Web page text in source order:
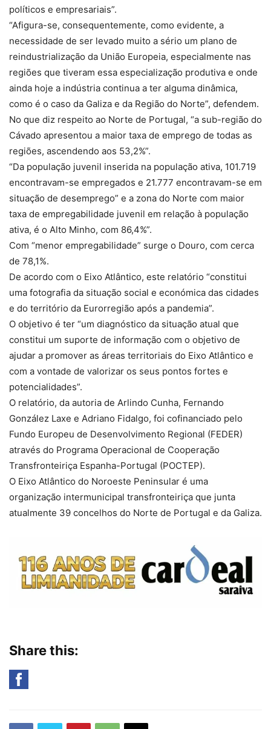
políticos e empresariais”.
“Afigura-se, consequentemente, como evidente, a
necessidade de ser levado muito a sério um plano de
reindustrialização da União Europeia, especialmente nas
regiões que tiveram essa especialização produtiva e onde
ainda hoje a indústria continua a ter alguma dinâmica,
como é o caso da Galiza e da Região do Norte”, defendem.
No que diz respeito ao Norte de Portugal, “a sub-região do
Cávado apresentou a maior taxa de emprego de todas as
regiões, ascendendo aos 53,2%”.
“Da população juvenil inserida na população ativa, 101.719
encontravam-se empregados e 21.777 encontravam-se em
situação de desemprego” e a zona do Norte com maior
taxa de empregabilidade juvenil em relação à população
ativa, é o Alto Minho, com 86,4%”.
Com “menor empregabilidade” surge o Douro, com cerca
de 78,1%.
De acordo com o Eixo Atlântico, este relatório “constitui
uma fotografia da situação social e económica das cidades
e do território da Eurorregião após a pandemia”.
O objetivo é ter “um diagnóstico da situação atual que
constitui um suporte de informação com o objetivo de
ajudar a promover as áreas territoriais do Eixo Atlântico e
com a vontade de valorizar os seus pontos fortes e
potencialidades”.
O relatório, da autoria de Arlindo Cunha, Fernando
González Laxe e Adriano Fidalgo, foi cofinanciado pelo
Fundo Europeu de Desenvolvimento Regional (FEDER)
através do Programa Operacional de Cooperação
Transfronteiriça Espanha-Portugal (POCTEP).
O Eixo Atlântico do Noroeste Peninsular é uma
organização intermunicipal transfronteiriça que junta
atualmente 39 concelhos do Norte de Portugal e da Galiza.
Share this: